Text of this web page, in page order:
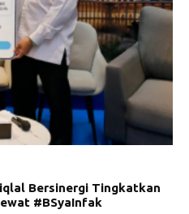
Bersinergi Tingkatkan
#BSyaInfak